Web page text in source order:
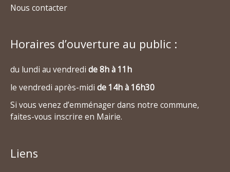
Nous contacter
Horaires d’ouverture au public :
du lundi au vendredi de 8h à 11h
le vendredi après-midi de 14h à 16h30
Si vous venez d’emménager dans notre commune,
faites-vous inscrire en Mairie.
Liens